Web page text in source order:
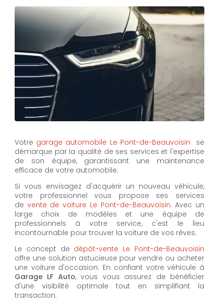
Votre garage automobile Le Pont-de-Beauvoisin se
démarque par la qualité de ses services et l'expertise
de son équipe, garantissant une maintenance
efficace de votre automobile.
Si vous envisagez d'acquérir un nouveau véhicule,
votre professionnel vous propose ses services
de vente de voiture Le Pont-de-Beauvoisin. Avec un
large choix de modèles et une équipe de
professionnels à votre service, c'est le lieu
incontournable pour trouver la voiture de vos rêves.
Le concept de dépôt-vente Le Pont-de-Beauvoisin
offre une solution astucieuse pour vendre ou acheter
une voiture d'occasion. En confiant votre véhicule à
Garage LF Auto, vous vous assurez de bénéficier
d'une visibilité optimale tout en simplifiant la
transaction.